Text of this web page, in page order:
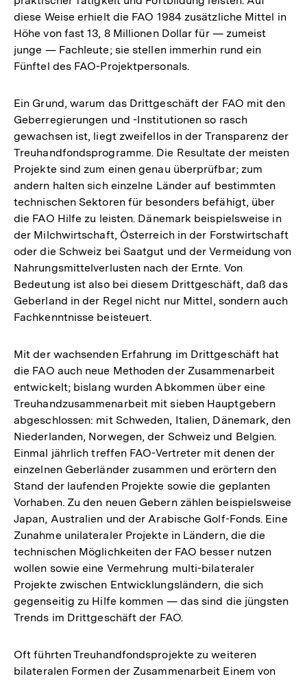
diese Weise erhielt die FAO 1984 zusätzliche Mittel in
Höhe von fast 13, 8 Millionen Dollar für — zumeist
junge — Fachleute; sie stellen immerhin rund ein
Fünftel des FAO-Projektpersonals.
Ein Grund, warum das Drittgeschäft der FAO mit den
Geberregierungen und -Institutionen so rasch
gewachsen ist, liegt zweifellos in der Transparenz der
Treuhandfondsprogramme. Die Resultate der meisten
Projekte sind zum einen genau überprüfbar; zum
andern halten sich einzelne Länder auf bestimmten
technischen Sektoren für besonders befähigt, über
die FAO Hilfe zu leisten. Dänemark beispielsweise in
der Milchwirtschaft, Österreich in der Forstwirtschaft
oder die Schweiz bei Saatgut und der Vermeidung von
Nahrungsmittelverlusten nach der Ernte. Von
Bedeutung ist also bei diesem Drittgeschäft, daß das
Geberland in der Regel nicht nur Mittel, sondern auch
Fachkenntnisse beisteuert.
Mit der wachsenden Erfahrung im Drittgeschäft hat
die FAO auch neue Methoden der Zusammenarbeit
entwickelt; bislang wurden Abkommen über eine
Treuhandzusammenarbeit mit sieben Hauptgebern
abgeschlossen: mit Schweden, Italien, Dänemark, den
Niederlanden, Norwegen, der Schweiz und Belgien.
Einmal jährlich treffen FAO-Vertreter mit denen der
einzelnen Geberländer zusammen und erörtern den
Stand der laufenden Projekte sowie die geplanten
Vorhaben. Zu den neuen Gebern zählen beispielsweise
Japan, Australien und der Arabische Golf-Fonds. Eine
Zunahme unilateraler Projekte in Ländern, die die
technischen Möglichkeiten der FAO besser nutzen
wollen sowie eine Vermehrung multi-bilateraler
Projekte zwischen Entwicklungsländern, die sich
gegenseitig zu Hilfe kommen — das sind die jüngsten
Trends im Drittgeschäft der FAO.
Oft führten Treuhandfondsprojekte zu weiteren
bilateralen Formen der Zusammenarbeit Einem von